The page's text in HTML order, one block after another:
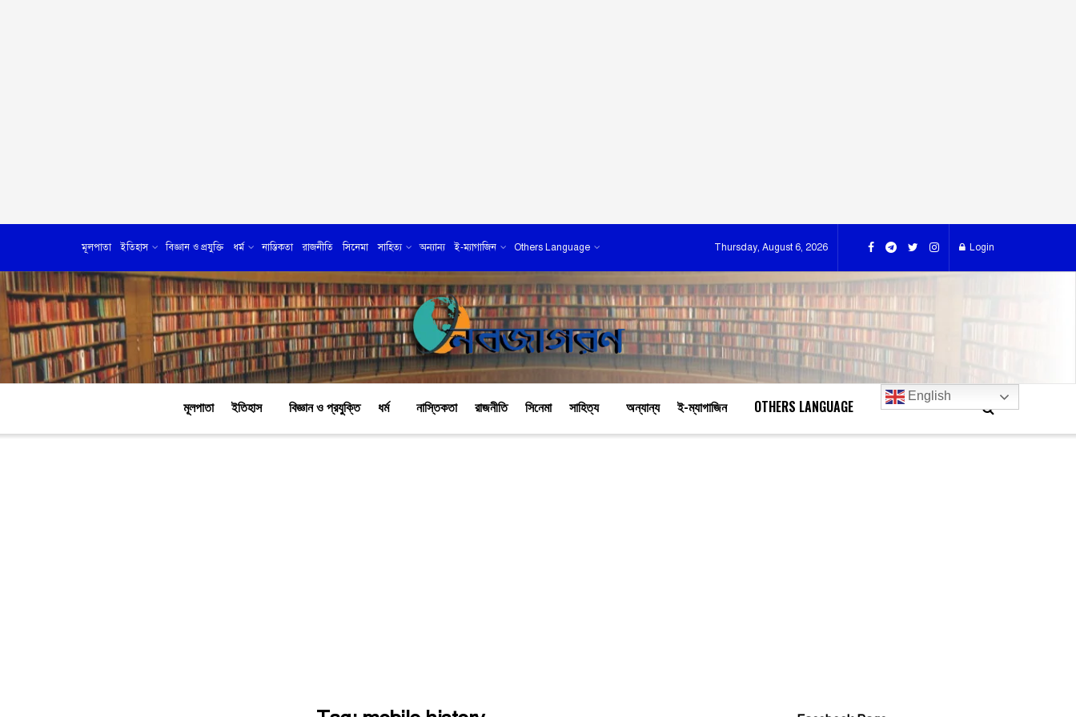
মূলপাতা ইতিহাস বিজ্ঞান ও প্রযুক্তি ধর্ম নাস্তিকতা রাজনীতি সিনেমা সাহিত্য অন্যান্য ই-ম্যাগাজিন Others Language Thursday, August 6, 2026 Login
মূলপাতা ইতিহাস বিজ্ঞান ও প্রযুক্তি ধর্ম নাস্তিকতা রাজনীতি সিনেমা সাহিত্য অন্যান্য ই-ম্যাগাজিন OTHERS LANGUAGE
English